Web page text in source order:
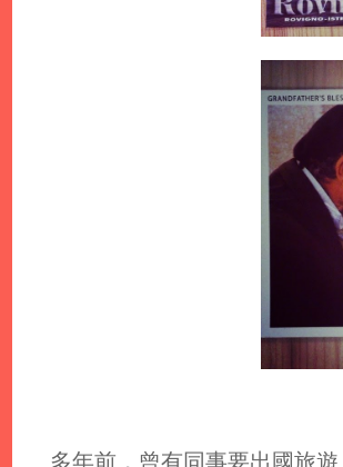
多年前，曾有同事要出國旅